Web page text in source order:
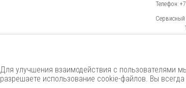
Телефон:
Сервисный
Для улучшения взаимодействия с пользователями
разрешаете использование cookie-файлов. Вы